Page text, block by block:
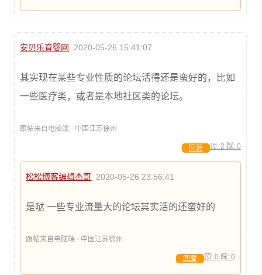
安贝乐育婴网 2020-05-26 15:41:07
其实现在某些专业性质的论坛活得还是蛮好的，比如
一些医疗类，或者是本地社区类的论坛。
跟帖来自电脑端 · 中国江苏徐州
顶: 2 踩: 0
回复
松松博客编辑杰哥 2020-05-26 23:56:41
是哒 一些专业流量大的论坛其实活的还蛮好的
跟帖来自电脑端 · 中国江苏徐州
顶: 0 踩: 0
回复